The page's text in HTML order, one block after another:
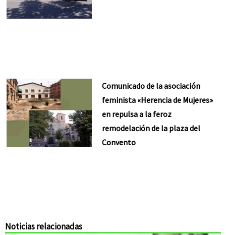
Comunicado de la asociación
feminista «Herencia de Mujeres»
en repulsa a la feroz
remodelación de la plaza del
Convento
Noticias relacionadas